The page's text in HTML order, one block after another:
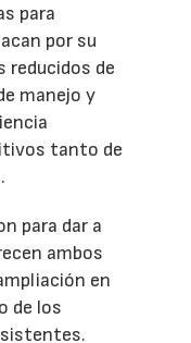
para
por su
reducidos de
manejo y
tanto de
para dar a
ambos
en
de los